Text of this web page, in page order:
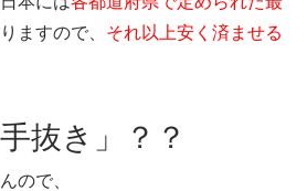
ますので、 それ以上安く済ませる
抜き」？？
ので、